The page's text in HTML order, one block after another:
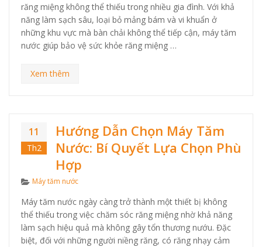
răng miệng không thể thiếu trong nhiều gia đình. Với khả
năng làm sạch sâu, loại bỏ mảng bám và vi khuẩn ở
những khu vực mà bàn chải không thể tiếp cận, máy tăm
nước giúp bảo vệ sức khỏe răng miệng …
Xem thêm
11
Th2
Hướng Dẫn Chọn Máy Tăm
Nước: Bí Quyết Lựa Chọn Phù
Hợp
Categories
Máy tăm nước
Máy tăm nước ngày càng trở thành một thiết bị không
thể thiếu trong việc chăm sóc răng miệng nhờ khả năng
làm sạch hiệu quả mà không gây tổn thương nướu. Đặc
biệt, đối với những người niềng răng, có răng nhạy cảm